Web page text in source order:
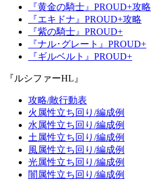
『黄金の騎士』PROUD+攻略
『エキドナ』PROUD+攻略
『紫の騎士』PROUD+
『ナル･グレート』PROUD+
『ギルベルト』PROUD+
『ルシファーHL』
攻略/敵行動表
火属性立ち回り/編成例
水属性立ち回り/編成例
土属性立ち回り/編成例
風属性立ち回り/編成例
光属性立ち回り/編成例
闇属性立ち回り/編成例